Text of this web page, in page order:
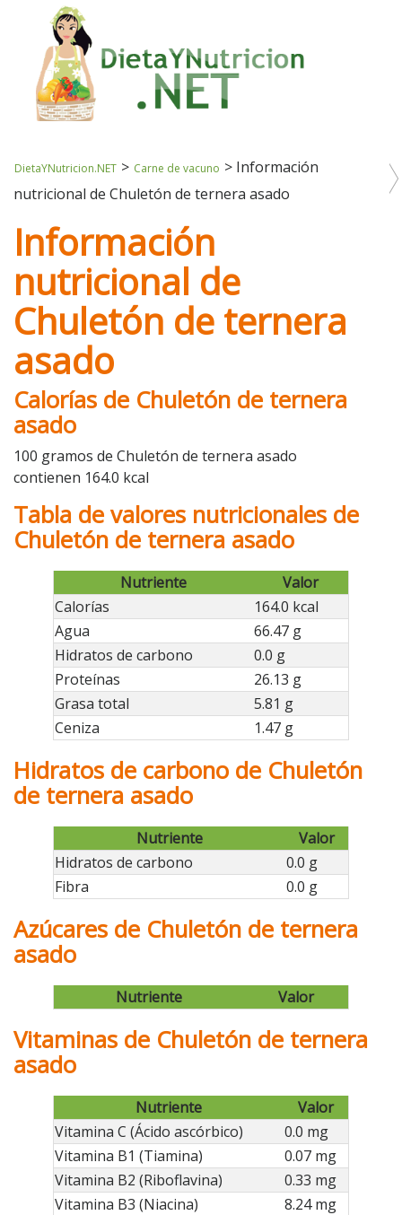
DietaYNutricion.NET > Carne de vacuno > Información
nutricional de Chuletón de ternera asado
Información
nutricional de
Chuletón de ternera
asado
Calorías de Chuletón de ternera
asado
100 gramos de Chuletón de ternera asado
contienen 164.0 kcal
Tabla de valores nutricionales de
Chuletón de ternera asado
Nutriente
Valor
Calorías
164.0 kcal
Agua
66.47 g
Hidratos de carbono
0.0 g
Proteínas
26.13 g
Grasa total
5.81 g
Ceniza
1.47 g
Hidratos de carbono de Chuletón
de ternera asado
Nutriente
Valor
Hidratos de carbono
0.0 g
Fibra
0.0 g
Azúcares de Chuletón de ternera
asado
Nutriente Valor
Vitaminas de Chuletón de ternera
asado
Nutriente
Valor
Vitamina C (Ácido ascórbico)
0.0 mg
Vitamina B1 (Tiamina)
0.07 mg
Vitamina B2 (Riboflavina)
0.33 mg
Vitamina B3 (Niacina)
8.24 mg